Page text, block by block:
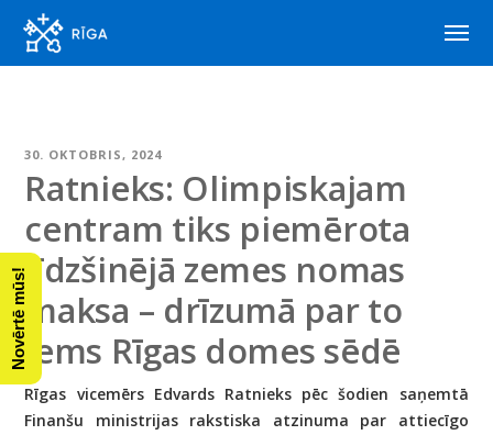
30. OKTOBRIS, 2024
Ratnieks: Olimpiskajam
centram tiks piemērota
līdzšinējā zemes nomas
maksa – drīzumā par to
lems Rīgas domes sēdē
Rīgas vicemērs Edvards Ratnieks pēc šodien saņemtā
Finanšu ministrijas rakstiska atzinuma par attiecīgo
Novērtē mūs!